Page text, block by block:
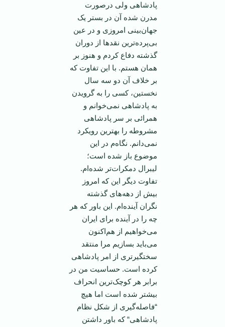
پادشاهی ولی درصورت
مدرن شده آن در بستر یک
جهان‌بینی امروزی و در عین
بی‌پرده‌ترین نقد‌ها از دوران
گذشته دفاع کردم و هنوز بر
همان هستم. با این تفاوت که
بر خلاف آن دو سه سال
نخستین، کسی را به گرویدن
به پادشاهی نمی‌خوانم و
همرائی بر سر پادشاهی
مشروطه را بهترین رویکرد
نمی‌دانم. نگاه‌م در این
موضوع باز شده است؛
لیبرال دمکرات‌تر شده‌ام.
تفاوت دیگر این که امروز
بیش از دهه‌های گذشته
نگران آینده‌ام. این باور که هر
چه را در آینده برای ایران
می‌خواهیم از هم‌اکنون
می‌باید بسازیم مرا منتقد
سختگیر‌تری از امر پادشاهی
کرده است. حساسیت من در
برابر هر کوچک‌ترین انحراف
بیشتر شده است اما هیچ
“فاصله‌گیری از شکل نظام
پادشاهی“ که باور داشتن